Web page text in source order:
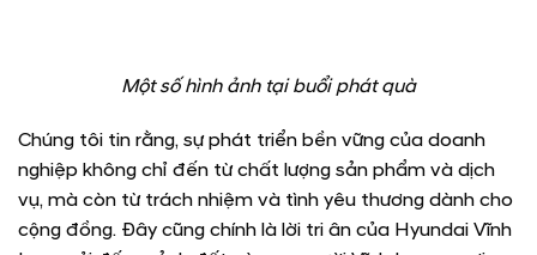
Một số hình ảnh tại buổi phát quà
Chúng tôi tin rằng, sự phát triển bền vững của doanh
nghiệp không chỉ đến từ chất lượng sản phẩm và dịch
vụ, mà còn từ trách nhiệm và tình yêu thương dành cho
cộng đồng. Đây cũng chính là lời tri ân của Hyundai Vĩnh